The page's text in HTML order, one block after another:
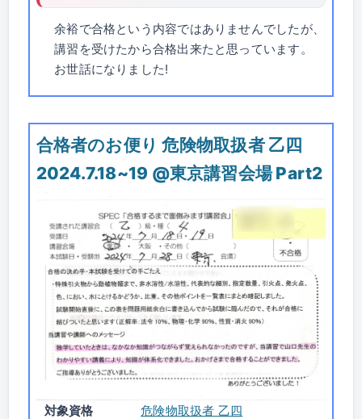
余裕で合格という内容ではありませんでしたが、
講習を受けたから合格出来たと思っています。
お世話になりました!
合格者のお便り 危険物取扱者 乙四
2024.7.18~19 @東京講習会場 Part2
対象資格
危険物取扱者 乙四